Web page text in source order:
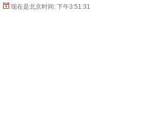
现在是北京时间: 下午3:51:32